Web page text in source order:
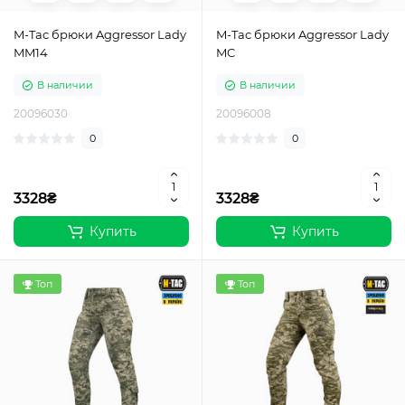
M-Tac брюки Aggressor Lady
MM14
В наличии
20096030
0
3328₴
Купить
M-Tac брюки Aggressor Lady
MC
В наличии
20096008
0
3328₴
Купить
Топ Топ